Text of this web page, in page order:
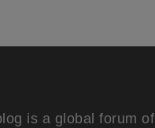
is a global forum of